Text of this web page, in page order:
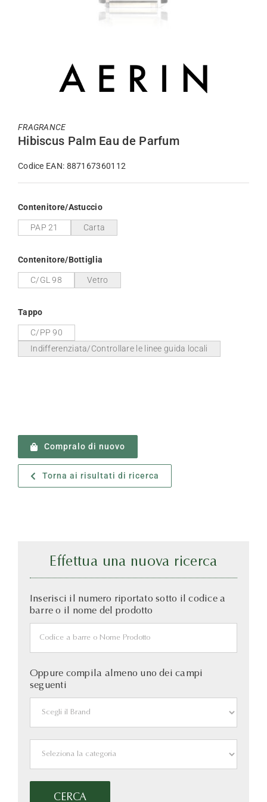
FRAGRANCE
Hibiscus Palm Eau de Parfum
Codice EAN: 887167360112
Contenitore/Astuccio
PAP 21 Carta
Contenitore/Bottiglia
C/GL 98 Vetro
Tappo
C/PP 90
Indifferenziata/Controllare le linee guida locali
Compralo di nuovo
Torna ai risultati di ricerca
Effettua una nuova ricerca
Inserisci il numero riportato sotto il codice a
barre o il nome del prodotto
Oppure compila almeno uno dei campi
seguenti